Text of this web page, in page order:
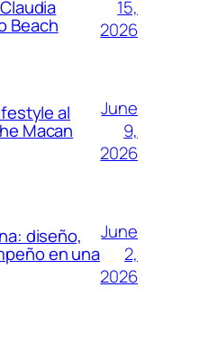
Beach
15,
2026
al
Macan
June
9,
2026
diseño,
en una
June
2,
2026